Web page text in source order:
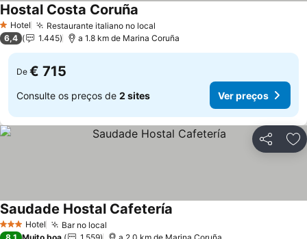
1 Estrelas
Hotel Restaurante italiano no local
Hostal Costa Coruña
6,4 1.445 a 1.8 km de Marina Coruña
De € 715
Consulte os preços de 2 sites Ver preços
Partilhar
3 EstrelasHotel Bar no local
Saudade Hostal Cafetería